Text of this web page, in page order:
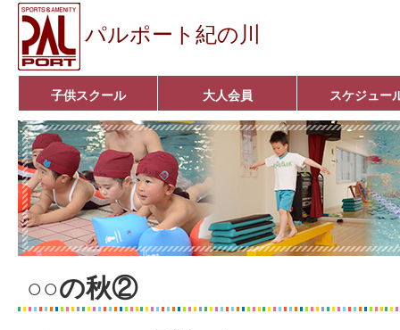
パルポート紀の川
子供スクール
ベビーコース
幼児コース
小学生コース
育成コース
選手コース
キッズパーク(体操教室)
子どもダンス教室
■入会案内■
大人会員
アクア悠々クラブ
いきいきコース
■入会案内■
スケジュー
○○の秋②